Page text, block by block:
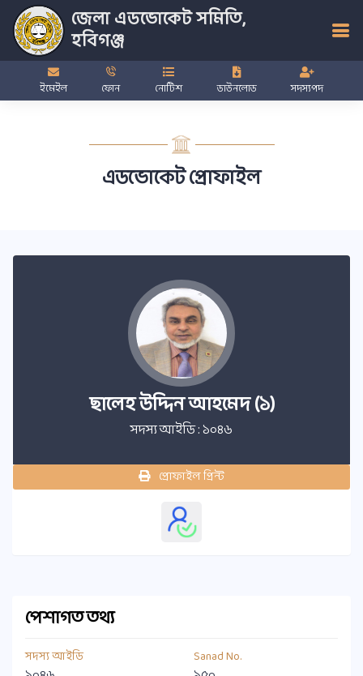
জেলা এডভোকেট সমিতি,
হবিগঞ্জ
ইমেইল ফোন নোটিশ ডাউনলোড সদস্যপদ
এডভোকেট প্রোফাইল
ছালেহ উদ্দিন আহমেদ (১)
সদস্য আইডি : ১০৪৬
প্রোফাইল প্রিন্ট
পেশাগত তথ্য
সদস্য আইডি Sanad No.